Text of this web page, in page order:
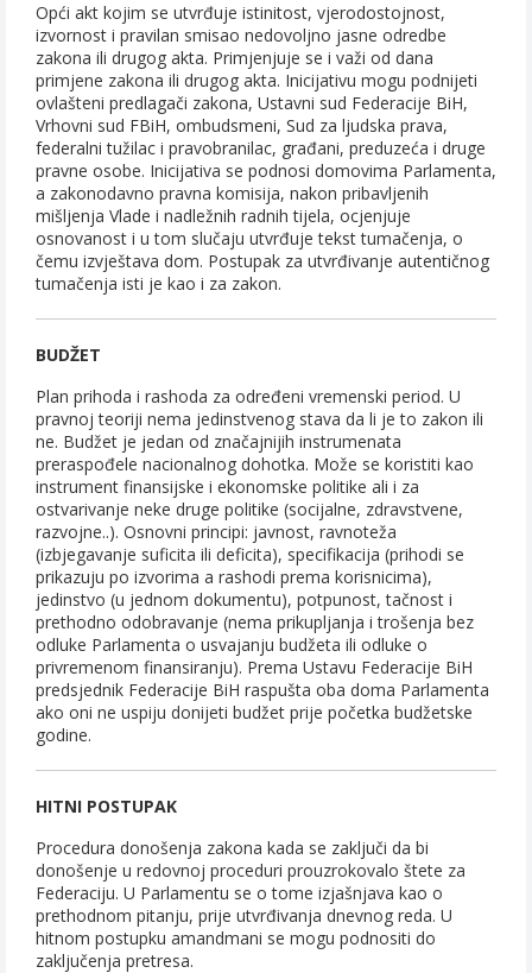
Opći akt kojim se utvrđuje istinitost, vjerodostojnost,
izvornost i pravilan smisao nedovoljno jasne odredbe
zakona ili drugog akta. Primjenjuje se i važi od dana
primjene zakona ili drugog akta. Inicijativu mogu podnijeti
ovlašteni predlagači zakona, Ustavni sud Federacije BiH,
Vrhovni sud FBiH, ombudsmeni, Sud za ljudska prava,
federalni tužilac i pravobranilac, građani, preduzeća i druge
pravne osobe. Inicijativa se podnosi domovima Parlamenta,
a zakonodavno pravna komisija, nakon pribavljenih
mišljenja Vlade i nadležnih radnih tijela, ocjenjuje
osnovanost i u tom slučaju utvrđuje tekst tumačenja, o
čemu izvještava dom. Postupak za utvrđivanje autentičnog
tumačenja isti je kao i za zakon.
BUDŽET
Plan prihoda i rashoda za određeni vremenski period. U
pravnoj teoriji nema jedinstvenog stava da li je to zakon ili
ne. Budžet je jedan od značajnijih instrumenata
preraspođele nacionalnog dohotka. Može se koristiti kao
instrument finansijske i ekonomske politike ali i za
ostvarivanje neke druge politike (socijalne, zdravstvene,
razvojne..). Osnovni principi: javnost, ravnoteža
(izbjegavanje suficita ili deficita), specifikacija (prihodi se
prikazuju po izvorima a rashodi prema korisnicima),
jedinstvo (u jednom dokumentu), potpunost, tačnost i
prethodno odobravanje (nema prikupljanja i trošenja bez
odluke Parlamenta o usvajanju budžeta ili odluke o
privremenom finansiranju). Prema Ustavu Federacije BiH
predsjednik Federacije BiH raspušta oba doma Parlamenta
ako oni ne uspiju donijeti budžet prije početka budžetske
godine.
HITNI POSTUPAK
Procedura donošenja zakona kada se zaključi da bi
donošenje u redovnoj proceduri prouzrokovalo štete za
Federaciju. U Parlamentu se o tome izjašnjava kao o
prethodnom pitanju, prije utvrđivanja dnevnog reda. U
hitnom postupku amandmani se mogu podnositi do
zaključenja pretresa.